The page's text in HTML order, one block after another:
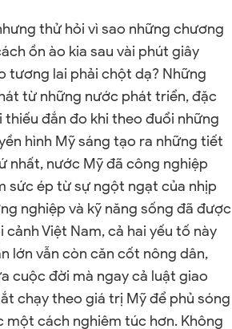
thử hỏi vì sao những chương
ồn ào kia sau vài phút giây
tương lai phải chột dạ? Những
từ những nước phát triển, đặc
đắn đo khi theo đuổi những
hình Mỹ sáng tạo ra những tiết
nhất, nước Mỹ đã công nghiệp
sức ép từ sự ngột ngạt của nhịp
nghiệp và kỹ năng sống đã được
Việt Nam, cả hai yếu tố này
lớn vẫn còn căn cốt nông dân,
cuộc đời mà ngay cả luật giao
chạy theo giá trị Mỹ để phủ sóng
một cách nghiêm túc hơn. Không